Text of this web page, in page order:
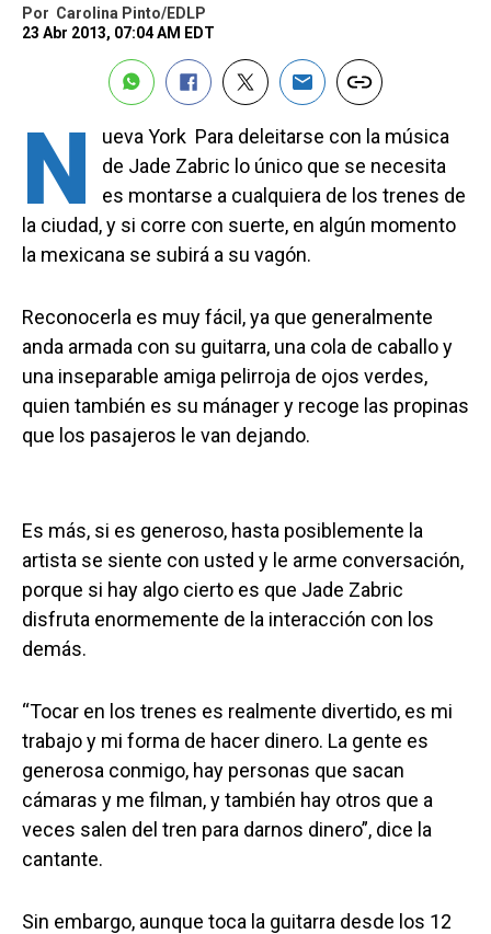
Por Carolina Pinto/EDLP
23 Abr 2013, 07:04 AM EDT
N
ueva York  Para deleitarse con la música
de Jade Zabric lo único que se necesita
es montarse a cualquiera de los trenes de
la ciudad, y si corre con suerte, en algún momento
la mexicana se subirá a su vagón.
Reconocerla es muy fácil, ya que generalmente
anda armada con su guitarra, una cola de caballo y
una inseparable amiga pelirroja de ojos verdes,
quien también es su mánager y recoge las propinas
que los pasajeros le van dejando.
Es más, si es generoso, hasta posiblemente la
artista se siente con usted y le arme conversación,
porque si hay algo cierto es que Jade Zabric
disfruta enormemente de la interacción con los
demás.
“Tocar en los trenes es realmente divertido, es mi
trabajo y mi forma de hacer dinero. La gente es
generosa conmigo, hay personas que sacan
cámaras y me filman, y también hay otros que a
veces salen del tren para darnos dinero”, dice la
cantante.
Sin embargo, aunque toca la guitarra desde los 12